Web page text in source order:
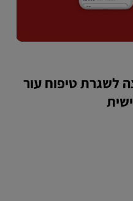
לשגרת טיפוח עור